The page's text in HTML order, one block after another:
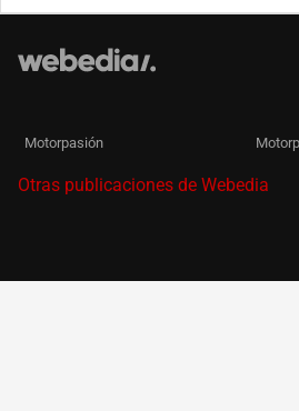
Motorpasión
Otras publicaciones de Webedia